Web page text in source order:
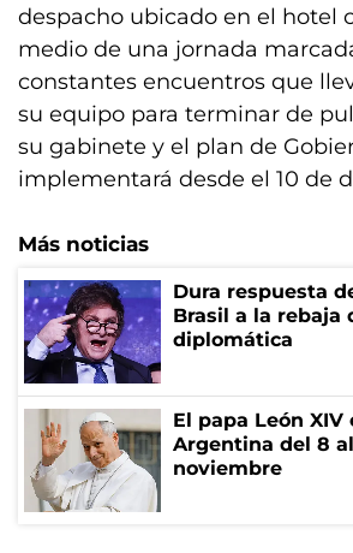
despacho ubicado en el hotel
medio de una jornada
constantes encuentros que
su equipo para terminar de
su gabinete y el plan de
implementará desde el 10 de
Más noticias
Dura respuesta
Brasil a la rebaja
diplomática
El papa León XIV
Argentina del 8 al
noviembre